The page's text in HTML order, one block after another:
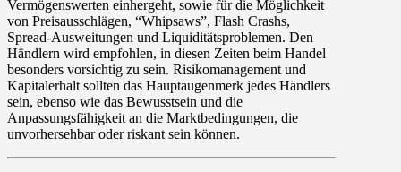
Vermögenswerten einhergeht, sowie für die Möglichkeit
von Preisausschlägen, “Whipsaws”, Flash Crashs,
Spread-Ausweitungen und Liquiditätsproblemen. Den
Händlern wird empfohlen, in diesen Zeiten beim Handel
besonders vorsichtig zu sein. Risikomanagement und
Kapitalerhalt sollten das Hauptaugenmerk jedes Händlers
sein, ebenso wie das Bewusstsein und die
Anpassungsfähigkeit an die Marktbedingungen, die
unvorhersehbar oder riskant sein können.